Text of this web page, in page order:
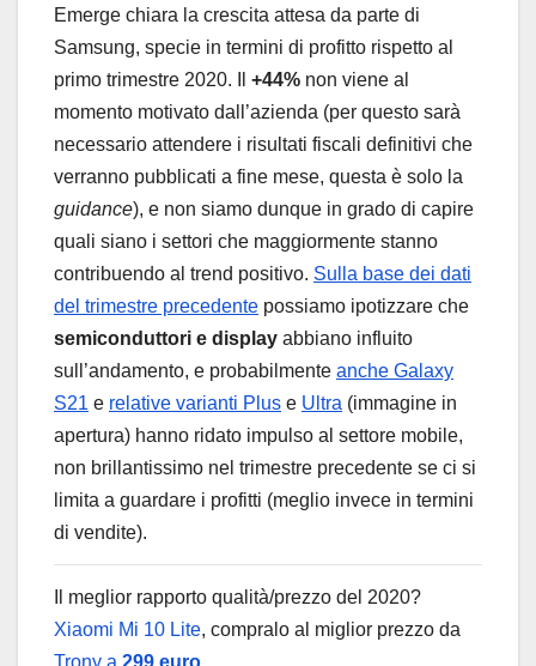
Emerge chiara la crescita attesa da parte di
Samsung, specie in termini di profitto rispetto al
primo trimestre 2020. Il +44% non viene al
momento motivato dall’azienda (per questo sarà
necessario attendere i risultati fiscali definitivi che
verranno pubblicati a fine mese, questa è solo la
guidance), e non siamo dunque in grado di capire
quali siano i settori che maggiormente stanno
contribuendo al trend positivo. Sulla base dei dati
del trimestre precedente possiamo ipotizzare che
semiconduttori e display abbiano influito
sull’andamento, e probabilmente anche Galaxy
S21 e relative varianti Plus e Ultra (immagine in
apertura) hanno ridato impulso al settore mobile,
non brillantissimo nel trimestre precedente se ci si
limita a guardare i profitti (meglio invece in termini
di vendite).
Il meglior rapporto qualità/prezzo del 2020?
Xiaomi Mi 10 Lite, compralo al miglior prezzo da
Trony a 299 euro.